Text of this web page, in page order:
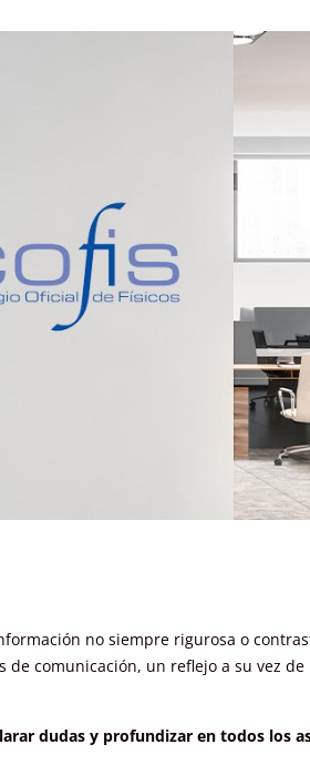
no siempre rigurosa o
comunicación, un reflejo a su vez de
dudas y profundizar en todos los